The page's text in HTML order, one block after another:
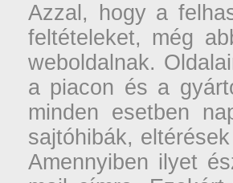
Azzal, hogy a
feltételeket, még
weboldalnak.
a piacon és a
minden esetben
sajtóhibák,
Amennyiben ilyet